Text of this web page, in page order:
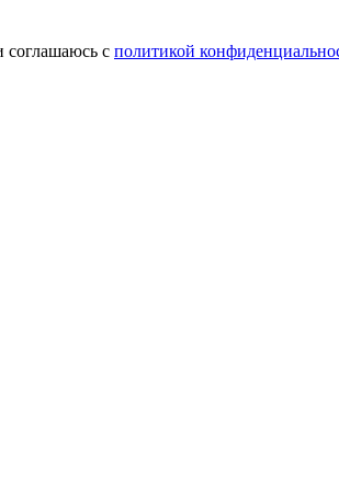
соглашаюсь с политикой